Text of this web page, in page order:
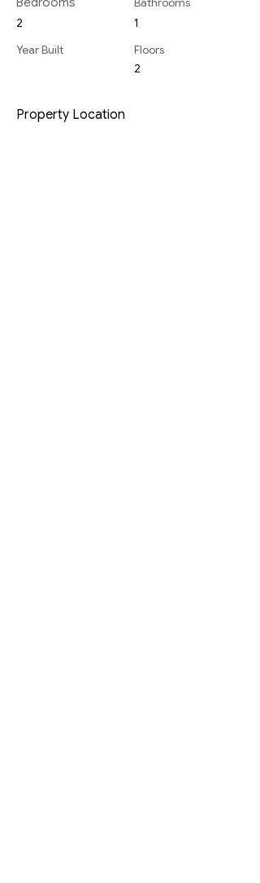
2
Year Built
1
Floors
2
Property Location